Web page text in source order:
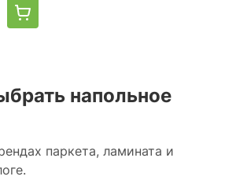
напольное
паркета, ламината и